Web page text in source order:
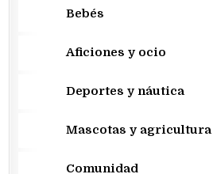
Bebés
Aficiones y ocio
Deportes y náutica
Mascotas y agricultura
Comunidad